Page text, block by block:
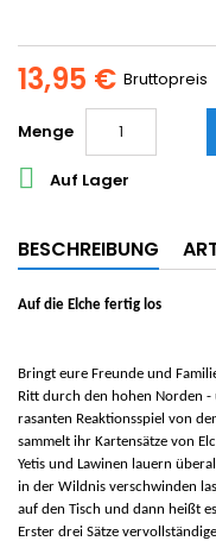
13,95 € Bruttopreis
Menge
 Auf Lager
BESCHREIBUNG
Auf die Elche fertig los
Bringt eure Freunde und
Ritt durch den hohen Norden
rasanten Reaktionsspiel von
sammelt ihr Kartensätze von
Yetis und Lawinen lauern
in der Wildnis verschwinden
auf den Tisch und dann heißt
Erster drei Sätze